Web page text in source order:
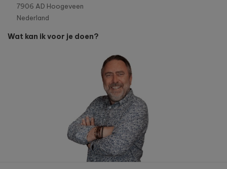
7906 AD Hoogeveen
Nederland
Wat kan ik voor je doen?